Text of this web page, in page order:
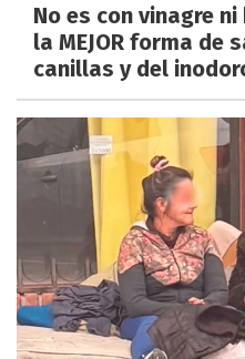
No es con vinagre
la MEJOR forma de
canillas y del